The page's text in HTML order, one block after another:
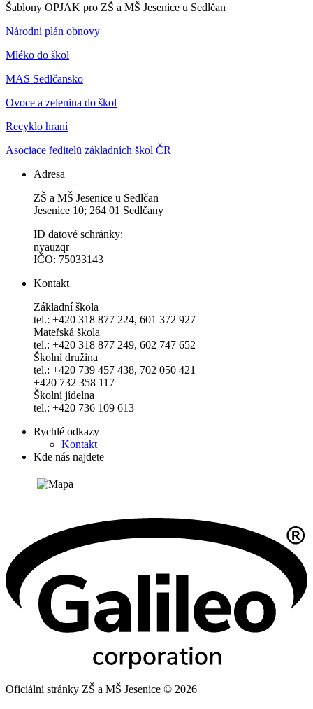
Šablony OPJAK pro ZŠ a MŠ Jesenice u Sedlčan
Národní plán obnovy
Mléko do škol
MAS Sedlčansko
Ovoce a zelenina do škol
Recyklo hraní
Asociace ředitelů základních škol ČR
Adresa
ZŠ a MŠ Jesenice u Sedlčan
Jesenice 10; 264 01 Sedlčany
ID datové schránky:
nyauzqr
IČO: 75033143
Kontakt
Základní škola
tel.: +420 318 877 224, 601 372 927
Mateřská škola
tel.: +420 318 877 249, 602 747 652
Školní družina
tel.: +420 739 457 438, 702 050 421
+420 732 358 117
Školní jídelna
tel.: +420 736 109 613
Rychlé odkazy
Kontakt
Kde nás najdete
Oficiální stránky ZŠ a MŠ Jesenice © 2026